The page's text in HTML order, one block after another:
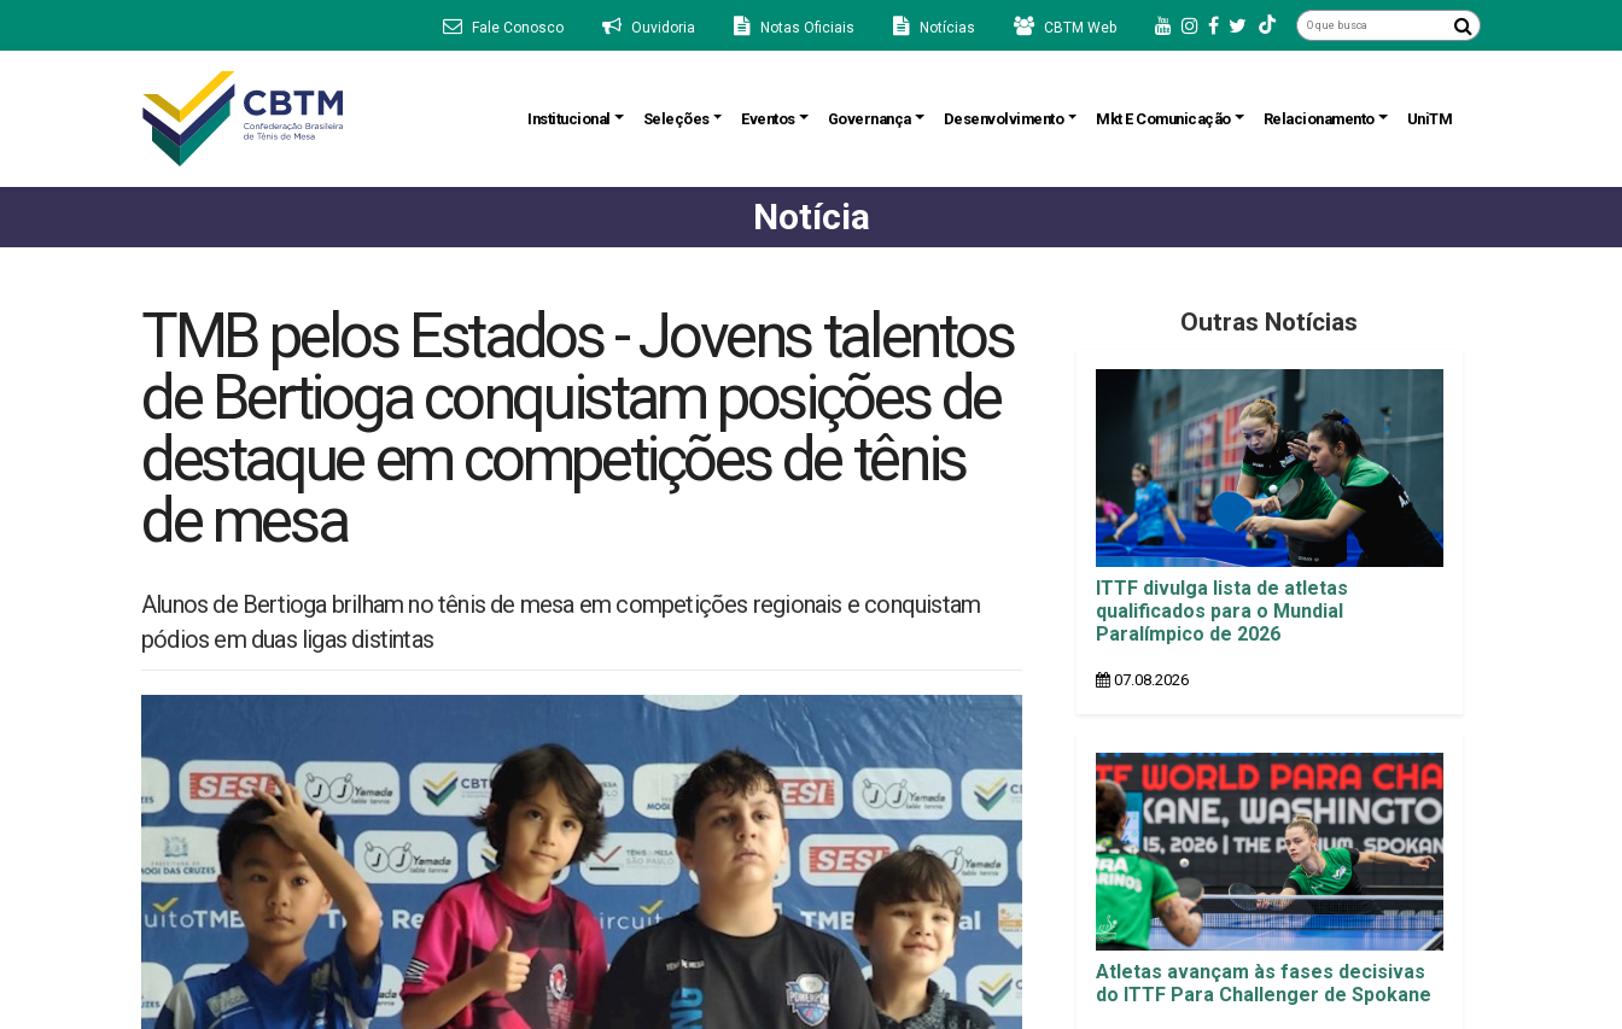
Fale Conosco Ouvidoria Notas Oficiais Notícias CBTM Web
Institucional Seleções Eventos Governança Desenvolvimento Mkt E Comunicação Relacionamento UniTM
Notícia
TMB pelos Estados - Jovens talentos
de Bertioga conquistam posições de
destaque em competições de tênis
de mesa
Alunos de Bertioga brilham no tênis de mesa em competições regionais e conquistam
pódios em duas ligas distintas
Outras Notícias
ITTF divulga lista de atletas
qualificados para o Mundial
Paralímpico de 2026
07.08.2026
Atletas avançam às fases decisivas
do ITTF Para Challenger de Spokane